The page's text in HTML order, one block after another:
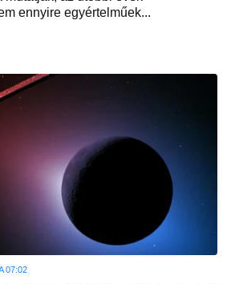
ennyire egyértelműek...
07:02